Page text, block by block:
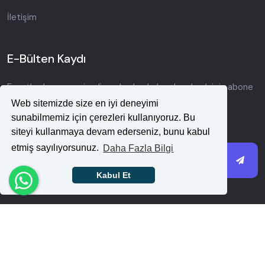
Web sitemizde size en iyi deneyimi
sunabilmemiz için çerezleri kullanıyoruz. Bu
siteyi kullanmaya devam ederseniz, bunu kabul
etmiş sayılıyorsunuz. Daha Fazla Bilgi
Kabul Et
İletişim
E-Bülten Kaydı
Fırsatlardan ve yeni gelişmelerden haberdar olmak için abone
olun.